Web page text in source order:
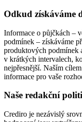
Odkud získáváme
Informace o půjčkách –
podmínek – získáváme
produktových podmínek
v krátkých intervalech,
nejpřesnější. Naším
informace pro vaše
Naše redakční
Crediro je nezávislý